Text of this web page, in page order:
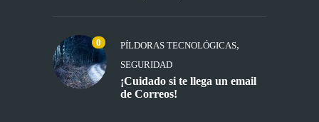
0 PÍLDORAS TECNOLÓGICAS,
SEGURIDAD
¡Cuidado si te llega un email
de Correos!